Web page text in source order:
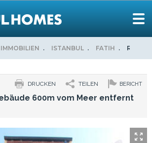
IMMOBILIEN ISTANBUL FATIH
BERICHT
TEILEN
DRUCKEN
600m vom Meer entfernt